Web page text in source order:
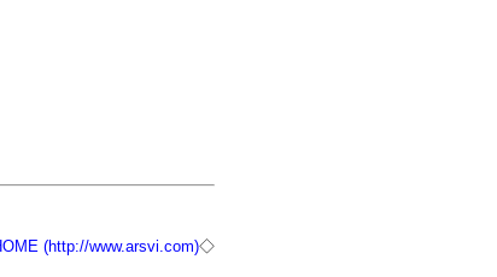
(http://www.arsvi.com)◇